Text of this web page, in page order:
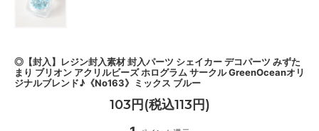
◎【封入】レジン封入素材 封入パーツ シェイカー デコパーツ みずた
まり ブリオン アクリルビーズ ホログラム サークル GreenOceanオリ
ジナルブレンド♪《No163》ミックス ブルー
103円(税込113円)